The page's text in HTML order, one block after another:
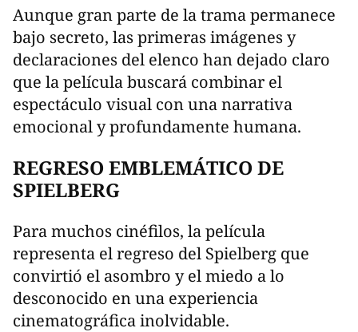
Aunque gran parte de la trama permanece
bajo secreto, las primeras imágenes y
declaraciones del elenco han dejado claro
que la película buscará combinar el
espectáculo visual con una narrativa
emocional y profundamente humana.
REGRESO EMBLEMÁTICO DE
SPIELBERG
Para muchos cinéfilos, la película
representa el regreso del Spielberg que
convirtió el asombro y el miedo a lo
desconocido en una experiencia
cinematográfica inolvidable.